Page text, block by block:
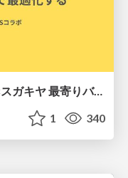
名古屋の市バスGTFS-JPデータ×スガキヤ 最寄りバス停検索をAmazon ElastiCache Serverless for Valkeyで最適化する
1 340